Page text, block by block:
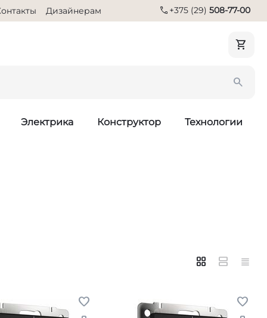
Дизайнерам call +375 (29) 508-77-00
Электрика Конструктор Технологии